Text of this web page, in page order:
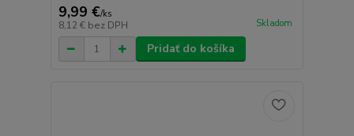
9,99 €/ks
8,12 € bez DPH Skladom
Pridať do košíka